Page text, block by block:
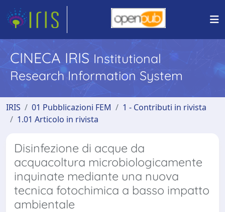
CINECA IRIS Institutional
Research Information System
IRIS 01 Pubblicazioni FEM
1 - Contributi in rivista
1.01 Articolo in rivista
Disinfezione di acque da
acquacoltura microbiologicamente
inquinate mediante una nuova
tecnica fotochimica a basso impatto
ambientale